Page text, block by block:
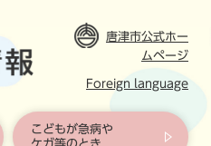
唐津市公式ホー
ムページ
Foreign language
こどもが急病や